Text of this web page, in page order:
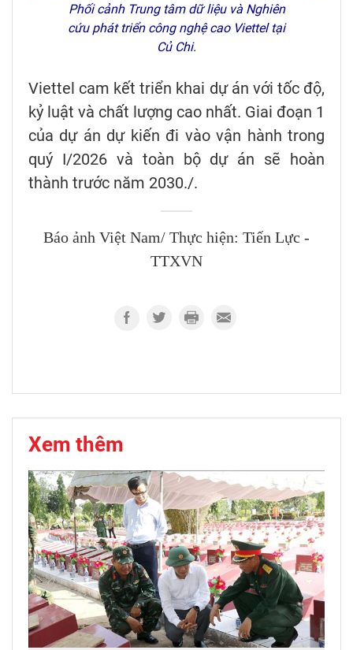
Phối cảnh Trung tâm dữ liệu và Nghiên
cứu phát triển công nghệ cao Viettel tại
Củ Chi.
Viettel cam kết triển khai dự án với tốc độ,
kỷ luật và chất lượng cao nhất. Giai đoạn 1
của dự án dự kiến đi vào vận hành trong
quý I/2026 và toàn bộ dự án sẽ hoàn
thành trước năm 2030./.
Báo ảnh Việt Nam/ Thực hiện: Tiến Lực -
TTXVN
Xem thêm